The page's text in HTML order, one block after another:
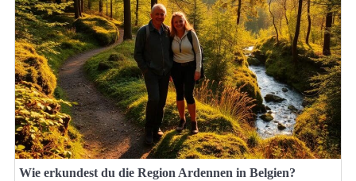
Wie erkundest du die Region Ardennen in Belgien?